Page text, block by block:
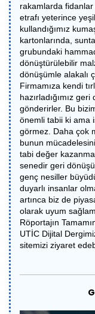
rakamlarda
etrafı yeterince
kullandığımız
kartonlarında,
grubundaki
dönüştürülebilir
dönüşümle alakalı
Firmamıza kendi
hazırladığımız
gönderirler. Bu
önemli tabii ki ama
görmez. Daha çok
bunun
tabi değer
senedir geri
genç nesiller
duyarlı insanlar
artınca biz de
olarak uyum
Röportajın
UTİC Dijital
sitemizi ziyaret
GÜNCEL